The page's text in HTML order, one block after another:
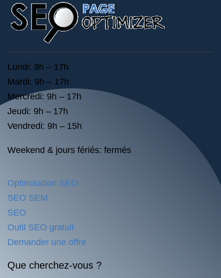
Lundi: 9h – 17h
Mardi: 9h – 17h
Mercredi: 9h – 17h
Jeudi: 9h – 17h
Vendredi: 9h – 15h
Weekend & jours fériés: fermés
Optimisation SEO
SEO SEM
SEO
Outil SEO gratuit
Demander une offre
Que cherchez-vous ?